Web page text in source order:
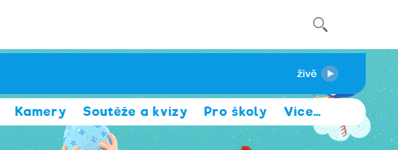
Kamery Soutěže a kvízy Pro školy Více…